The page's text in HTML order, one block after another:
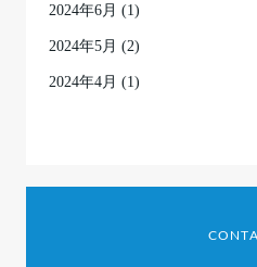
2024年6月 (1)
2024年5月 (2)
2024年4月 (1)